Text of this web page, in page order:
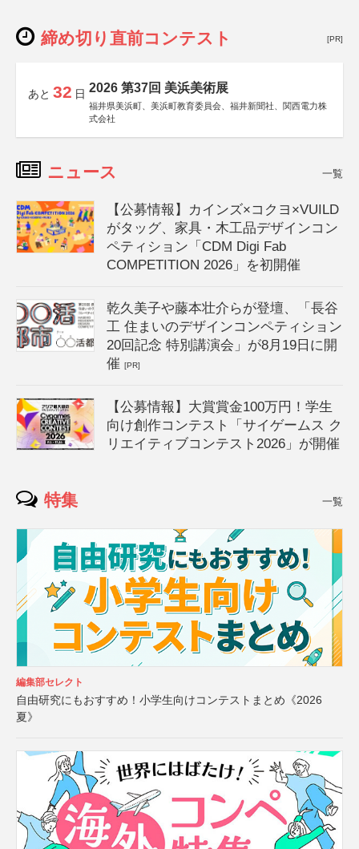
締め切り直前コンテスト [PR]
あと 32 日 2026 第37回 美浜美術展
福井県美浜町、美浜町教育委員会、福井新聞社、関西電力株
式会社
ニュース 一覧
【公募情報】カインズ×コクヨ×VUILD
がタッグ、家具・木工品デザインコン
ペティション「CDM Digi Fab
COMPETITION 2026」を初開催
乾久美子や藤本壮介らが登壇、「長谷
工 住まいのデザインコンペティション
20回記念 特別講演会」が8月19日に開
催[PR]
【公募情報】大賞賞金100万円！学生
向け創作コンテスト「サイゲームス ク
リエイティブコンテスト2026」が開催
特集 一覧
編集部セレクト
自由研究にもおすすめ！小学生向けコンテストまとめ《2026
夏》